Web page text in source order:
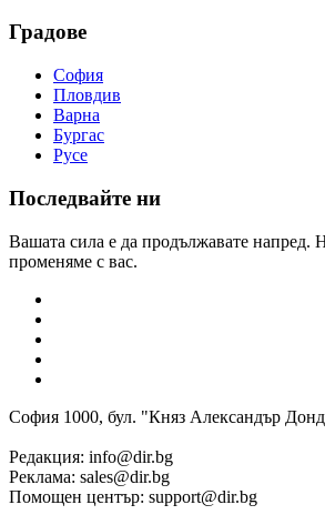
Градове
София
Пловдив
Варна
Бургас
Русе
Последвайте ни
Вашата сила е да продължавате напред.
променяме с вас.
София 1000, бул. "Княз Александър
Редакция: info@dir.bg
Реклама: sales@dir.bg
Помощен център: support@dir.bg